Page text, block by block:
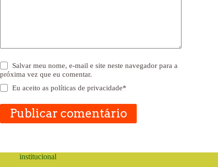
Salvar meu nome, e-mail e site neste navegador para a
próxima vez que eu comentar.
Eu aceito aspolíticas de privacidade*
Publicar comentário
institucional